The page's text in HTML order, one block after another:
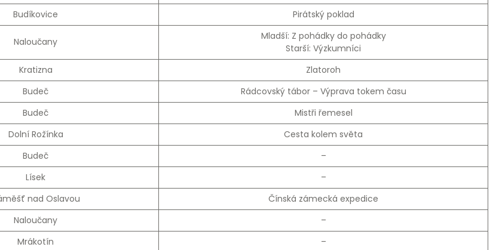
Budíkovice Pirátský poklad
Naloučany
Mladší: Z pohádky do pohádky
Starší: Výzkumníci
Kratizna
Zlatoroh
Budeč
Rádcovský tábor – Výprava tokem času
Budeč
Mistři řemesel
Dolní Rožínka
Cesta kolem světa
Budeč
–
Lísek
–
nad Oslavou
Čínská zámecká expedice
Naloučany
–
Mrákotín
–